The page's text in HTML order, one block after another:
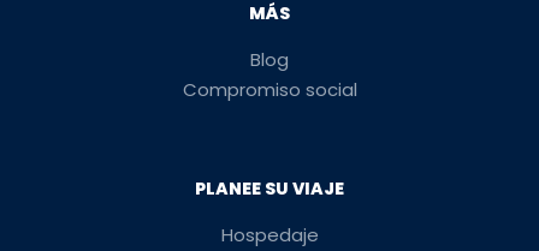
MÁS
Blog
Compromiso social
PLANEE SU VIAJE
Hospedaje